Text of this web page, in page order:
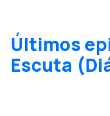
Últimos
Escuta